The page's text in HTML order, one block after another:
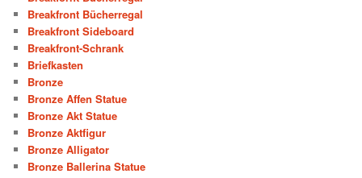
Breakfront Bücherregal
Breakfront Sideboard
Breakfront-Schrank
Briefkasten
Bronze
Bronze Affen Statue
Bronze Akt Statue
Bronze Aktfigur
Bronze Alligator
Bronze Ballerina Statue